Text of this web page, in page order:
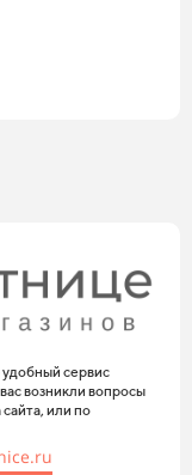
сервис
возникли вопросы
или по